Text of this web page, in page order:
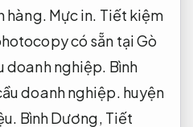
hàng. Mực in. Tiết kiệm
có sẵn tại Gò
doanh nghiệp. Bình
doanh nghiệp. huyện
Bình Dương, Tiết